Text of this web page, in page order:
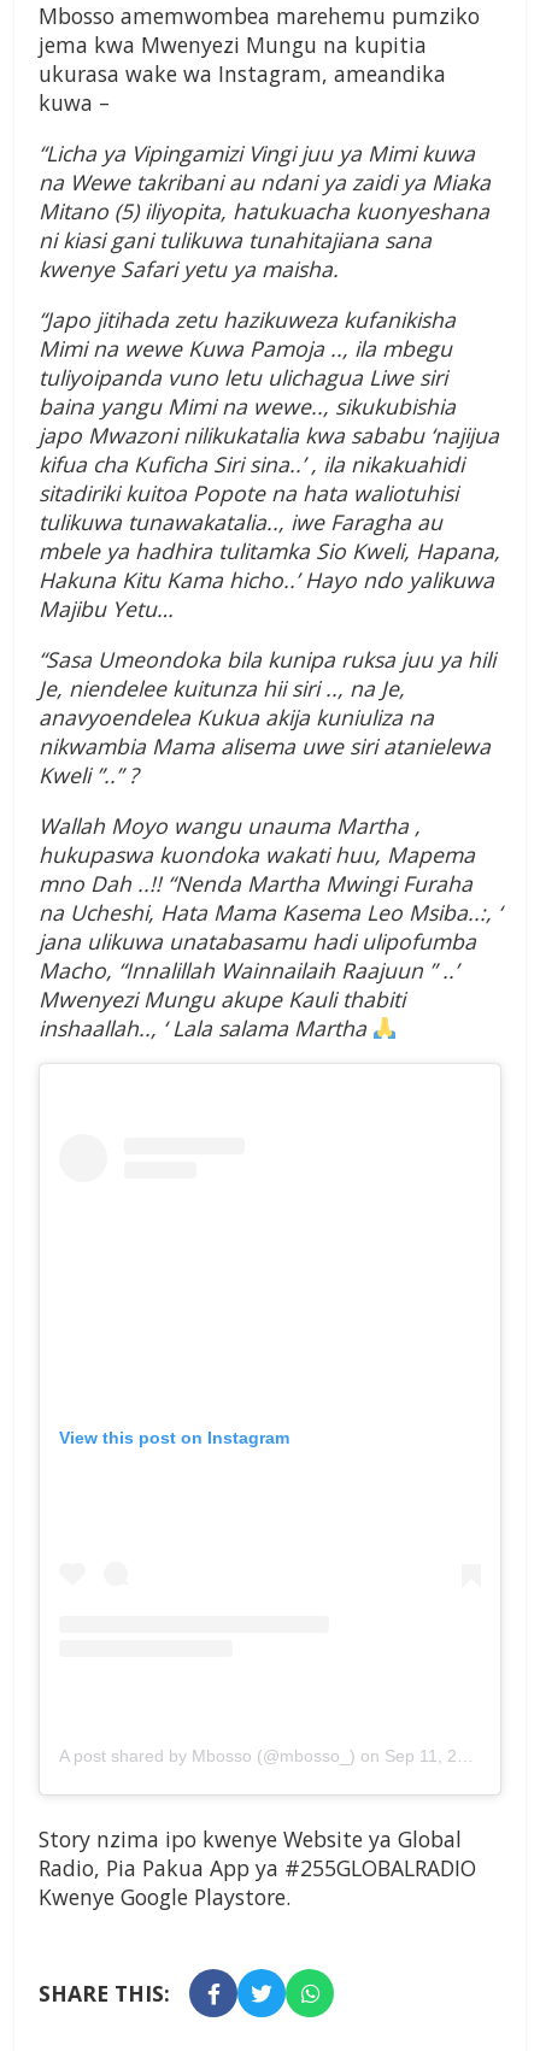
Mbosso amemwombea marehemu pumziko
jema kwa Mwenyezi Mungu na kupitia
ukurasa wake wa Instagram, ameandika
kuwa –
“Licha ya Vipingamizi Vingi juu ya Mimi kuwa
na Wewe takribani au ndani ya zaidi ya Miaka
Mitano (5) iliyopita, hatukuacha kuonyeshana
ni kiasi gani tulikuwa tunahitajiana sana
kwenye Safari yetu ya maisha.
“Japo jitihada zetu hazikuweza kufanikisha
Mimi na wewe Kuwa Pamoja .., ila mbegu
tuliyoipanda vuno letu ulichagua Liwe siri
baina yangu Mimi na wewe.., sikukubishia
japo Mwazoni nilikukatalia kwa sababu ‘najijua
kifua cha Kuficha Siri sina..’ , ila nikakuahidi
sitadiriki kuitoa Popote na hata waliotuhisi
tulikuwa tunawakatalia.., iwe Faragha au
mbele ya hadhira tulitamka Sio Kweli, Hapana,
Hakuna Kitu Kama hicho..’ Hayo ndo yalikuwa
Majibu Yetu…
“Sasa Umeondoka bila kunipa ruksa juu ya hili
Je, niendelee kuitunza hii siri .., na Je,
anavyoendelea Kukua akija kuniuliza na
nikwambia Mama alisema uwe siri atanielewa
Kweli ”..” ?
Wallah Moyo wangu unauma Martha ,
hukupaswa kuondoka wakati huu, Mapema
mno Dah ..!! “Nenda Martha Mwingi Furaha
na Ucheshi, Hata Mama Kasema Leo Msiba..:, ‘
jana ulikuwa unatabasamu hadi ulipofumba
Macho, “Innalillah Wainnailaih Raajuun ” ..’
Mwenyezi Mungu akupe Kauli thabiti
inshaallah.., ‘ Lala salama Martha
View this post on Instagram
A post shared by Mbosso (@mbosso_) on Sep 11, 2019 at 10:16am PDT
Story nzima ipo kwenye Website ya Global
Radio, Pia Pakua App ya #255GLOBALRADIO
Kwenye Google Playstore.
SHARE THIS: